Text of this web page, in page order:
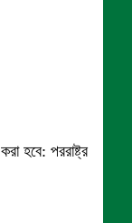
হবে: পররাষ্ট্র